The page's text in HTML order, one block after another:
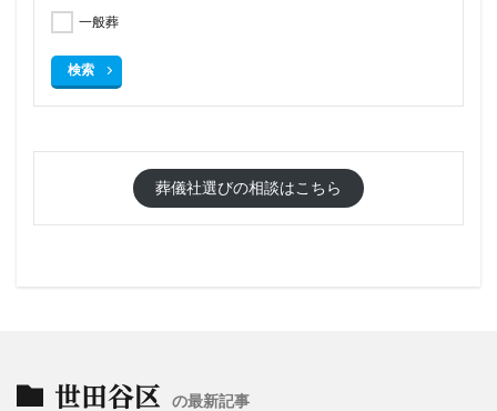
一般葬
検索
葬儀社選びの相談はこちら
世田谷区 の最新記事